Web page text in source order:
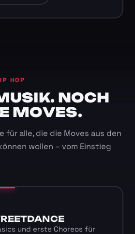
HOP
NOCH
MOVES.
für alle, die die Moves aus den
wollen – vom Einstieg
und erste Choreos für